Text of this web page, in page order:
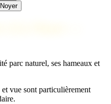
parc naturel, ses hameaux et
vue sont particulièrement